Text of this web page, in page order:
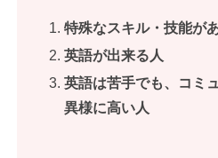
特殊なスキル・技能が
英語が出来る人
英語は苦手でも、コミ
異様に高い人